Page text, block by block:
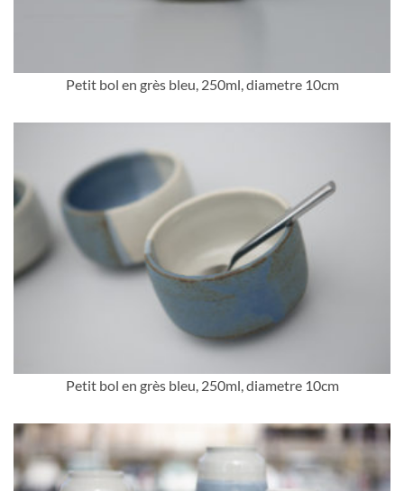
Petit bol en grès bleu, 250ml, diametre 10cm
Petit bol en grès bleu, 250ml, diametre 10cm